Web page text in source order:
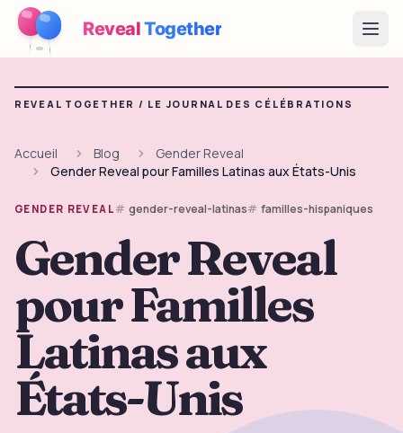
RevealTogether
Fonctionnement
Jeux
Tarifs
Préparer la fête
Jeux, imprimables et idées pratiques gratuits
Kit à imprimer gratuit
→
REVEAL TOGETHER / LE JOURNAL DES CÉLÉBRATIONS
Accueil Blog
Gender Reveal
Gender Reveal pour Familles Latinas aux États-Unis
GENDER REVEAL gender-reveal-latinas familles-hispaniques
Gender Reveal
pour Familles
Latinas aux
États-Unis